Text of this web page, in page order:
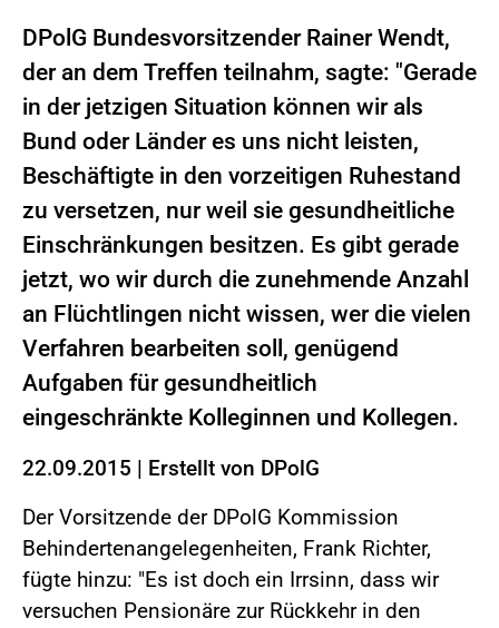
DPolG Bundesvorsitzender Rainer Wendt,
der an dem Treffen teilnahm, sagte: "Gerade
in der jetzigen Situation können wir als
Bund oder Länder es uns nicht leisten,
Beschäftigte in den vorzeitigen Ruhestand
zu versetzen, nur weil sie gesundheitliche
Einschränkungen besitzen. Es gibt gerade
jetzt, wo wir durch die zunehmende Anzahl
an Flüchtlingen nicht wissen, wer die vielen
Verfahren bearbeiten soll, genügend
Aufgaben für gesundheitlich
eingeschränkte Kolleginnen und Kollegen.
22.09.2015 | Erstellt von DPolG
Der Vorsitzende der DPolG Kommission
Behindertenangelegenheiten, Frank Richter,
fügte hinzu: "Es ist doch ein Irrsinn, dass wir
versuchen Pensionäre zur Rückkehr in den